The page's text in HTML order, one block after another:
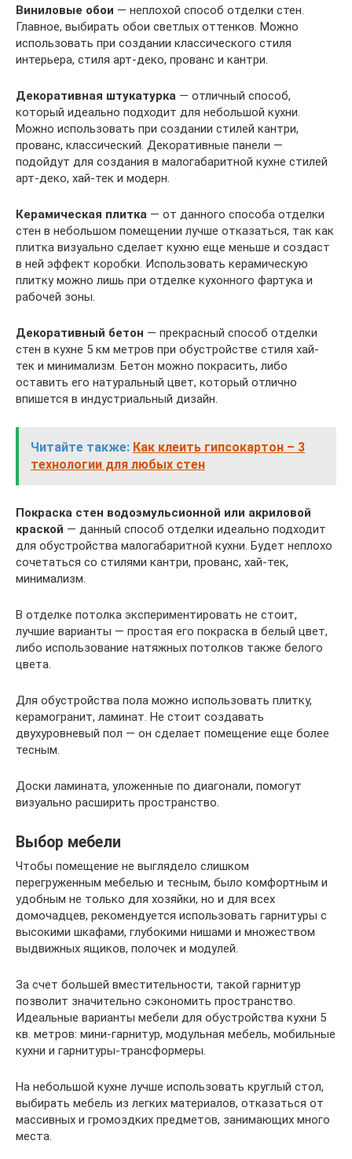
Виниловые обои — неплохой способ отделки стен.
Главное, выбирать обои светлых оттенков. Можно
использовать при создании классического стиля
интерьера, стиля арт-деко, прованс и кантри.
Декоративная штукатурка — отличный способ,
который идеально подходит для небольшой кухни.
Можно использовать при создании стилей кантри,
прованс, классический. Декоративные панели —
подойдут для создания в малогабаритной кухне стилей
арт-деко, хай-тек и модерн.
Керамическая плитка — от данного способа отделки
стен в небольшом помещении лучше отказаться, так как
плитка визуально сделает кухню еще меньше и создаст
в ней эффект коробки. Использовать керамическую
плитку можно лишь при отделке кухонного фартука и
рабочей зоны.
Декоративный бетон — прекрасный способ отделки
стен в кухне 5 км метров при обустройстве стиля хай-
тек и минимализм. Бетон можно покрасить, либо
оставить его натуральный цвет, который отлично
впишется в индустриальный дизайн.
Читайте также: Как клеить гипсокартон – 3
технологии для любых стен
Покраска стен водоэмульсионной или акриловой
краской — данный способ отделки идеально подходит
для обустройства малогабаритной кухни. Будет неплохо
сочетаться со стилями кантри, прованс, хай-тек,
минимализм.
В отделке потолка экспериментировать не стоит,
лучшие варианты — простая его покраска в белый цвет,
либо использование натяжных потолков также белого
цвета.
Для обустройства пола можно использовать плитку,
керамогранит, ламинат. Не стоит создавать
двухуровневый пол — он сделает помещение еще более
тесным.
Доски ламината, уложенные по диагонали, помогут
визуально расширить пространство.
Выбор мебели
Чтобы помещение не выглядело слишком
перегруженным мебелью и тесным, было комфортным и
удобным не только для хозяйки, но и для всех
домочадцев, рекомендуется использовать гарнитуры с
высокими шкафами, глубокими нишами и множеством
выдвижных ящиков, полочек и модулей.
За счет большей вместительности, такой гарнитур
позволит значительно сэкономить пространство.
Идеальные варианты мебели для обустройства кухни 5
кв. метров: мини-гарнитур, модульная мебель, мобильные
кухни и гарнитуры-трансформеры.
На небольшой кухне лучше использовать круглый стол,
выбирать мебель из легких материалов, отказаться от
массивных и громоздких предметов, занимающих много
места.